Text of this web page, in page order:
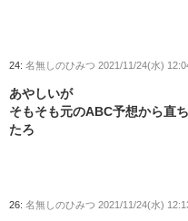
24: 名無しのひみつ 2021/11/24(水)
あやしいが
そもそも元のABC予想から直
たろ
26: 名無しのひみつ 2021/11/24(水)